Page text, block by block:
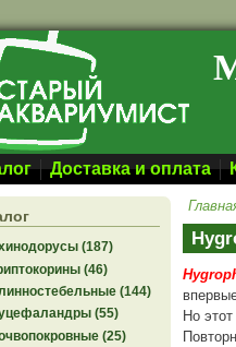
Доставка и оплата
(187)
(46)
(144)
(55)
(25)
Но